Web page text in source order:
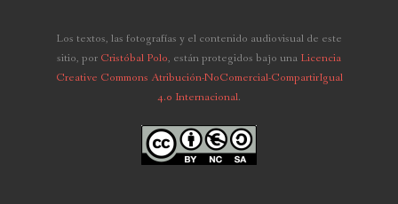
Los textos, las fotografías y el contenido audiovisual de este
sitio, por Cristóbal Polo, están protegidos bajo una Licencia
Creative Commons Atribución-NoComercial-CompartirIgual
4.0 Internacional.